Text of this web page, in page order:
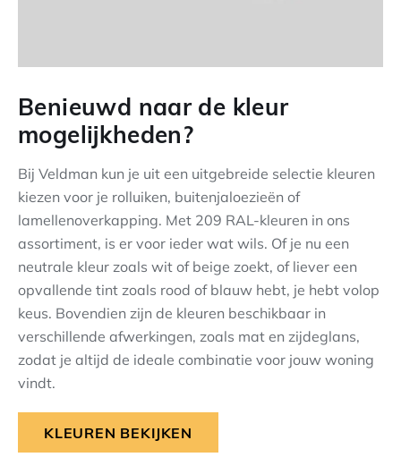
Benieuwd naar de kleur
mogelijkheden?
Bij Veldman kun je uit een uitgebreide selectie kleuren
kiezen voor je rolluiken, buitenjaloezieën of
lamellenoverkapping. Met 209 RAL-kleuren in ons
assortiment, is er voor ieder wat wils. Of je nu een
neutrale kleur zoals wit of beige zoekt, of liever een
opvallende tint zoals rood of blauw hebt, je hebt volop
keus. Bovendien zijn de kleuren beschikbaar in
verschillende afwerkingen, zoals mat en zijdeglans,
zodat je altijd de ideale combinatie voor jouw woning
vindt.
KLEUREN BEKIJKEN